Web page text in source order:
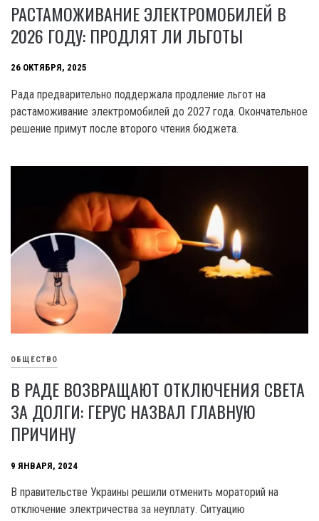
РАСТАМОЖИВАНИЕ ЭЛЕКТРОМОБИЛЕЙ В
2026 ГОДУ: ПРОДЛЯТ ЛИ ЛЬГОТЫ
26 ОКТЯБРЯ, 2025
Рада предварительно поддержала продление льгот на
растаможивание электромобилей до 2027 года. Окончательное
решение примут после второго чтения бюджета.
ОБЩЕСТВО
В РАДЕ ВОЗВРАЩАЮТ ОТКЛЮЧЕНИЯ СВЕТА
ЗА ДОЛГИ: ГЕРУС НАЗВАЛ ГЛАВНУЮ
ПРИЧИНУ
9 ЯНВАРЯ, 2024
В правительстве Украины решили отменить мораторий на
отключение электричества за неуплату. Ситуацию